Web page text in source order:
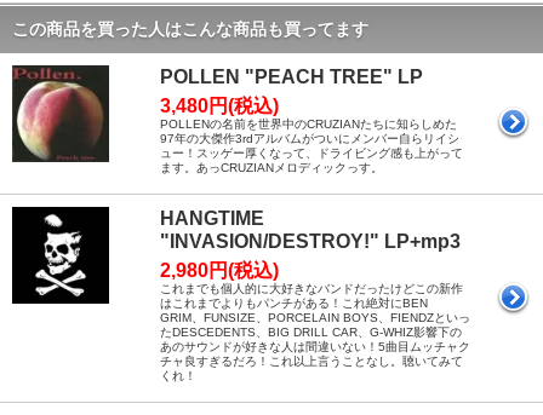
この商品を買った人はこんな商品も買ってます
POLLEN "PEACH TREE" LP
3,480円(税込)
POLLENの名前を世界中のCRUZIANたちに知らしめた
97年の大傑作3rdアルバムがついにメンバー自らリイシ
ュー！スッゲー厚くなって、ドライビング感も上がって
ます。あっCRUZIANメロディックっす。
HANGTIME
"INVASION/DESTROY!" LP+mp3
2,980円(税込)
これまでも個人的に大好きなバンドだったけどこの新作
はこれまでよりもパンチがある！これ絶対にBEN
GRIM、FUNSIZE、PORCELAIN BOYS、FIENDZといっ
たDESCEDENTS、BIG DRILL CAR、G-WHIZ影響下の
あのサウンドが好きな人は間違いない！5曲目ムッチャク
チャ良すぎるだろ！これ以上言うことなし。聴いてみて
くれ！